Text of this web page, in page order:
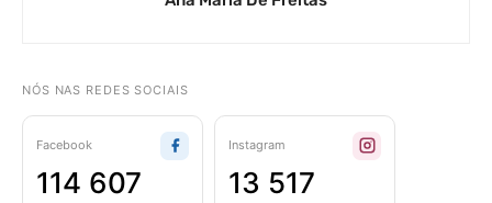
NÓS NAS REDES SOCIAIS
Facebook
114 607
Instagram
13 517